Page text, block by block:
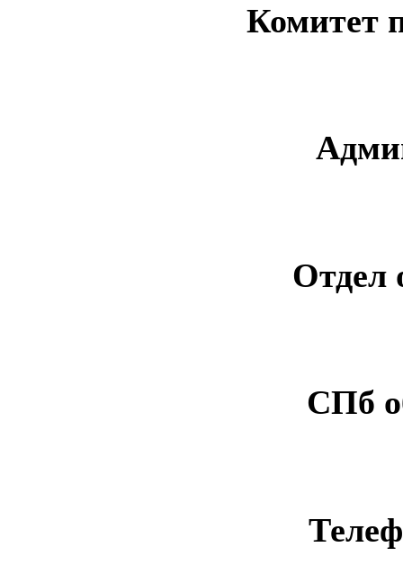
Комитет
Отдел
СПб